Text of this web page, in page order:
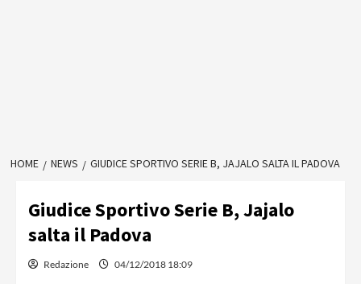
HOME NEWS GIUDICE SPORTIVO SERIE B, JAJALO SALTA IL PADOVA
Giudice Sportivo Serie B, Jajalo
salta il Padova
Redazione 04/12/2018 18:09